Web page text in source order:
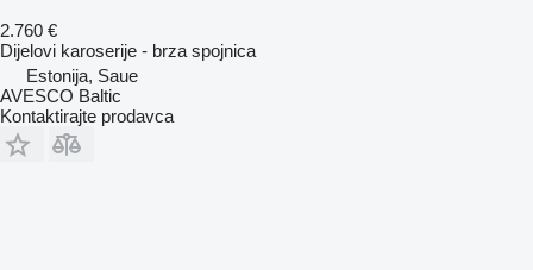
2.760 €
Dijelovi karoserije - brza spojnica
Estonija, Saue
AVESCO Baltic
Kontaktirajte prodavca